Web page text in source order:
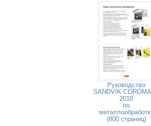
Руководство
SANDVIK
2010
по
(800 страниц)